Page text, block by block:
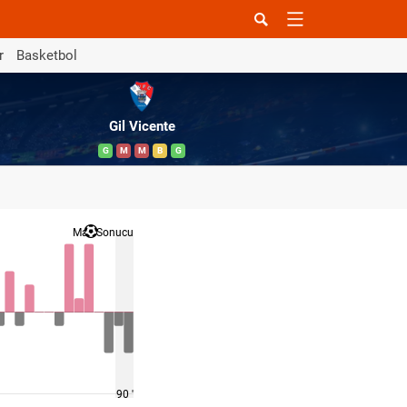
Basketbol
Gil Vicente
G M M B G
Maç Sonucu
90 '